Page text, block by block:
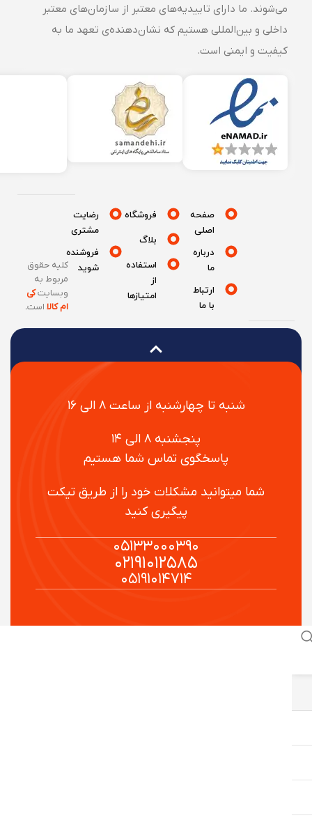
می‌شوند. ما دارای تاییدیه‌های معتبر از سازمان‌های معتبر
داخلی و بین‌المللی هستیم که نشان‌دهنده‌ی تعهد ما به
کیفیت و ایمنی است.
شنبه تا چهارشنبه از ساعت ۸ الی ۱۶
پنجشنبه ۸ الی ۱۴
پاسخگوی تماس شما هستیم
شما میتوانید مشکلات خود را از طریق تیکت
پیگیری کنید
۰۵۱۳۳۰۰۰۳۹۰
۰۲۱۹۱۰۱۲۵۸۵
۰۵۱۹۱۰۱۴۷۱۴
صفحه
درباره
ارتباط
فروشگاه
بلاگ
استفاده
امتیازها
رضایت
مشتری
فروشنده
شوید
کلیه حقوق
مربوط به
وبسایتکی
ام کالااست.